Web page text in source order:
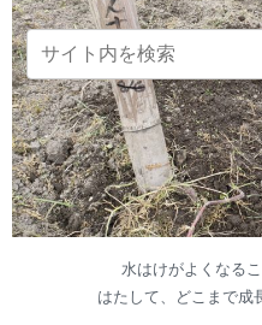
水はけがよくなる
はたして、どこまで成